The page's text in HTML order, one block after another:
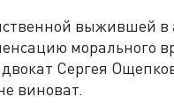
выжившей в
морального
Сергея
виноват.